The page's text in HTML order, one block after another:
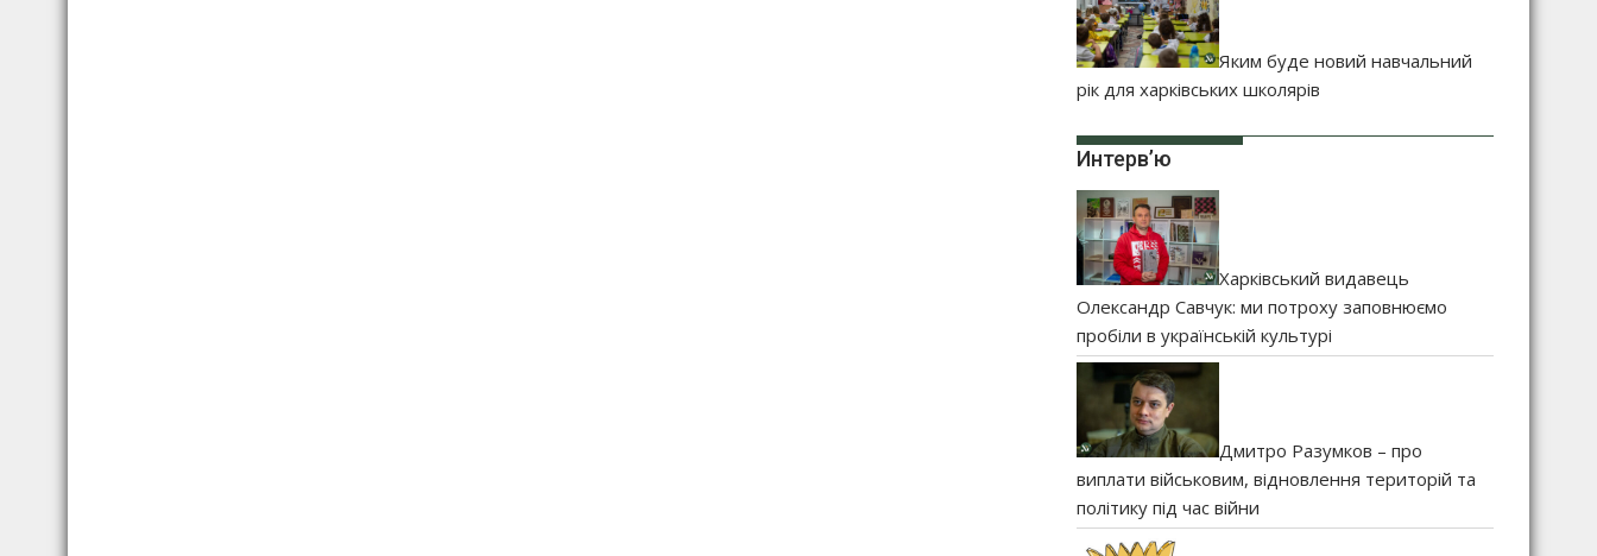
Яким буде новий навчальний
рік для харківських школярів
Интерв’ю
Харківський видавець
Олександр Савчук: ми потроху заповнюємо
пробіли в українській культурі
Дмитро Разумков – про
виплати військовим, відновлення територій та
політику під час війни